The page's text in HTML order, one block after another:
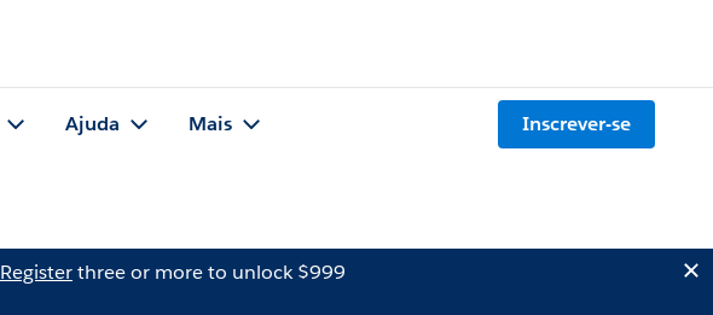
Ajuda Mais Inscrever-se
Registerthree or more to unlock $999